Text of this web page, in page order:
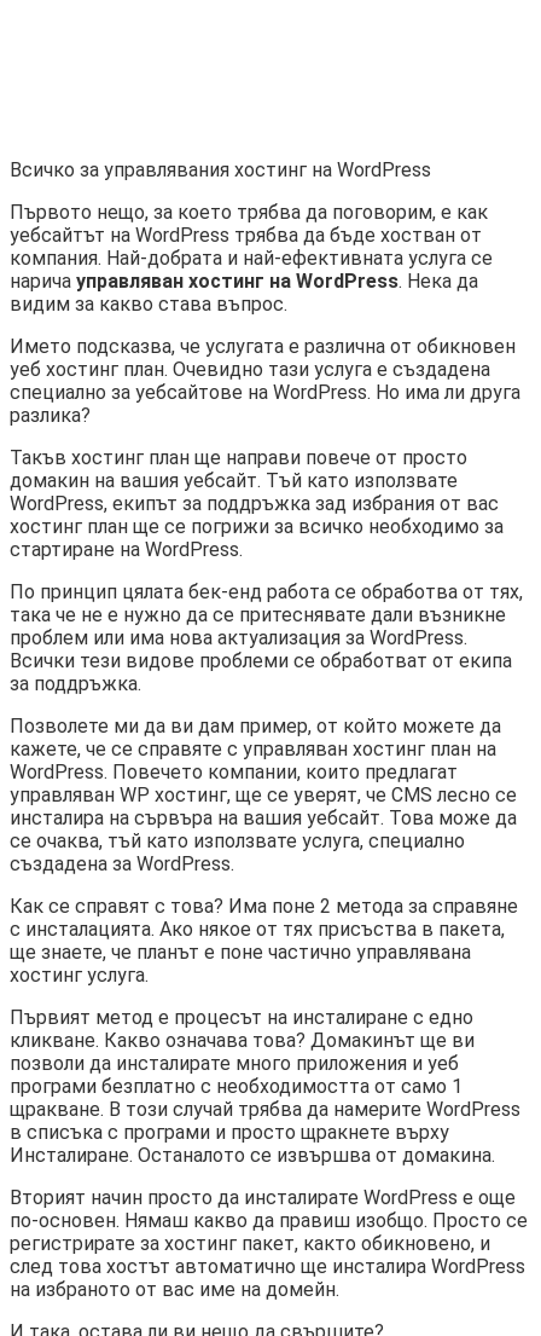
Всичко за управлявания хостинг на WordPress
Първото нещо, за което трябва да поговорим, е как
уебсайтът на WordPress трябва да бъде хостван от
компания. Най-добрата и най-ефективната услуга се
нарича управляван хостинг на WordPress. Нека да
видим за какво става въпрос.
Името подсказва, че услугата е различна от обикновен
уеб хостинг план. Очевидно тази услуга е създадена
специално за уебсайтове на WordPress. Но има ли друга
разлика?
Такъв хостинг план ще направи повече от просто
домакин на вашия уебсайт. Тъй като използвате
WordPress, екипът за поддръжка зад избрания от вас
хостинг план ще се погрижи за всичко необходимо за
стартиране на WordPress.
По принцип цялата бек-енд работа се обработва от тях,
така че не е нужно да се притеснявате дали възникне
проблем или има нова актуализация за WordPress.
Всички тези видове проблеми се обработват от екипа
за поддръжка.
Позволете ми да ви дам пример, от който можете да
кажете, че се справяте с управляван хостинг план на
WordPress. Повечето компании, които предлагат
управляван WP хостинг, ще се уверят, че CMS лесно се
инсталира на сървъра на вашия уебсайт. Това може да
се очаква, тъй като използвате услуга, специално
създадена за WordPress.
Как се справят с това? Има поне 2 метода за справяне
с инсталацията. Ако някое от тях присъства в пакета,
ще знаете, че планът е поне частично управлявана
хостинг услуга.
Първият метод е процесът на инсталиране с едно
кликване. Какво означава това? Домакинът ще ви
позволи да инсталирате много приложения и уеб
програми безплатно с необходимостта от само 1
щракване. В този случай трябва да намерите WordPress
в списъка с програми и просто щракнете върху
Инсталиране. Останалото се извършва от домакина.
Вторият начин просто да инсталирате WordPress е още
по-основен. Нямаш какво да правиш изобщо. Просто се
регистрирате за хостинг пакет, както обикновено, и
след това хостът автоматично ще инсталира WordPress
на избраното от вас име на домейн.
И така, остава ли ви нещо да свършите?